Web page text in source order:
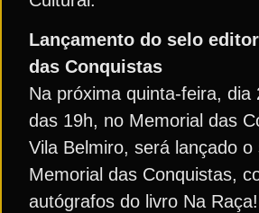
Lançamento do selo
das Conquistas
Na próxima quinta-feira, dia
das 19h, no Memorial das
Vila Belmiro, será lançado o
Memorial das Conquistas,
autógrafos do livro Na